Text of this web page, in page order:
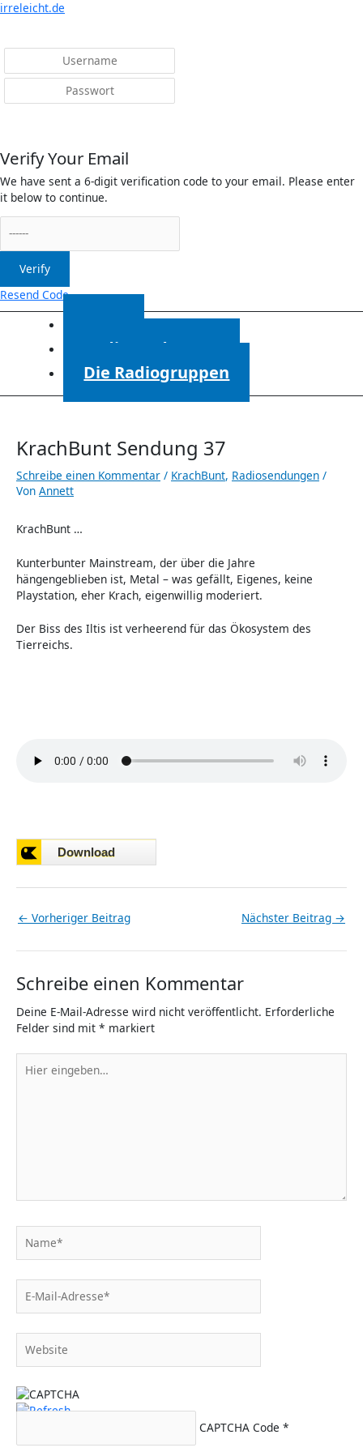
irreleicht.de
Verify Your Email
We have sent a 6-digit verification code to your email. Please enter
it below to continue.
Verify
Resend Code
Menü
Radiosendungen
Die Radiogruppen
KrachBunt Sendung 37
Schreibe einen Kommentar / KrachBunt, Radiosendungen /
Von Annett
KrachBunt …
Kunterbunter Mainstream, der über die Jahre
hängengeblieben ist, Metal – was gefällt, Eigenes, keine
Playstation, eher Krach, eigenwillig moderiert.
Der Biss des Iltis ist verheerend für das Ökosystem des
Tierreichs.
← Vorheriger Beitrag Nächster Beitrag →
Schreibe einen Kommentar
Deine E-Mail-Adresse wird nicht veröffentlicht. Erforderliche
Felder sind mit * markiert
eingeben…
Mail-
Adresse*
CAPTCHA Code *